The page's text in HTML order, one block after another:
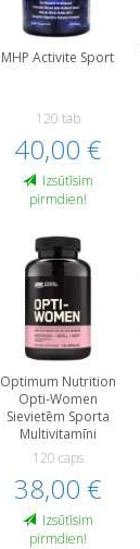
MHP Activite Sport
120 tab
40,00 €
Izsūtīsim
pirmdien!
Optimum Nutrition
Opti-Women
Sievietēm Sporta
Multivitamīni
120 caps
38,00 €
Izsūtīsim
pirmdien!